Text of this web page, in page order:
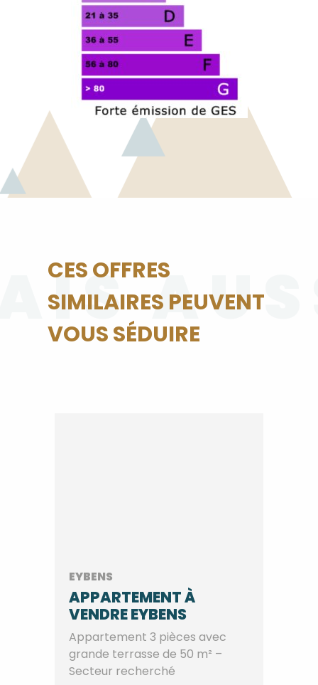
CES OFFRES
SIMILAIRES PEUVENT
VOUS SÉDUIRE
EYBENS
APPARTEMENT À
VENDRE EYBENS
Appartement 3 pièces avec
grande terrasse de 50 m² –
Secteur recherché